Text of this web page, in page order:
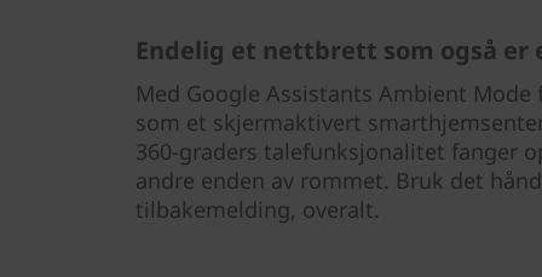
Endelig et nettbrett som også
Med Google Assistants Ambient
som et skjermaktivert
360-graders talefunksjonalitet fanger
andre enden av rommet. Bruk det
tilbakemelding, overalt.